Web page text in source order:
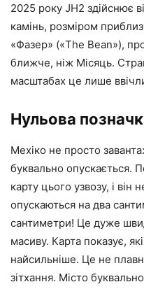
2025 року JH2 здійснює
камінь, розміром
«Фазер» («The Bean»),
ближче, ніж Місяць.
масштабах це лише
Нульова
Мехіко не просто
буквально опускається.
карту цього узвозу, і він
опускаються на два
сантиметри! Це дуже
масиву. Карта показує,
найсильніше. Це не
зітхання. Місто